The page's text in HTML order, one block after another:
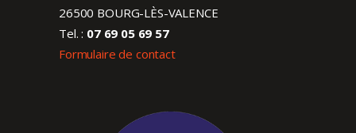
26500 BOURG-LÈS-VALENCE
Tel. : 07 69 05 69 57
Formulaire de contact